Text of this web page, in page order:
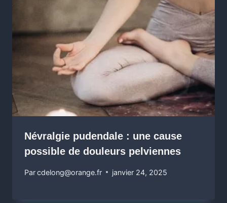
Névralgie pudendale : une cause
possible de douleurs pelviennes
Parcdelong@orange.fr janvier 24, 2025